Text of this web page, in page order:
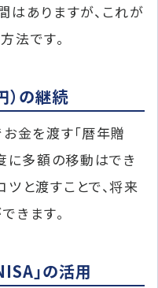
はありますが、これが
法です。
の継続
金を渡す「暦年贈
に多額の移動はでき
と渡すことで、将来
きます。
」の活用